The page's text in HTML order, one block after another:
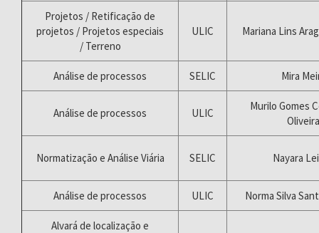
Projetos / Retificação de
projetos / Projetos especiais
/ Terreno
ULIC Mariana Lins
Análise de processos SELIC Mira
Análise de processos ULIC
Murilo Gomes
Oliveira
Normatização e Análise Viária SELIC Nayara
Análise de processos ULIC Norma Silva
Alvará de localização e